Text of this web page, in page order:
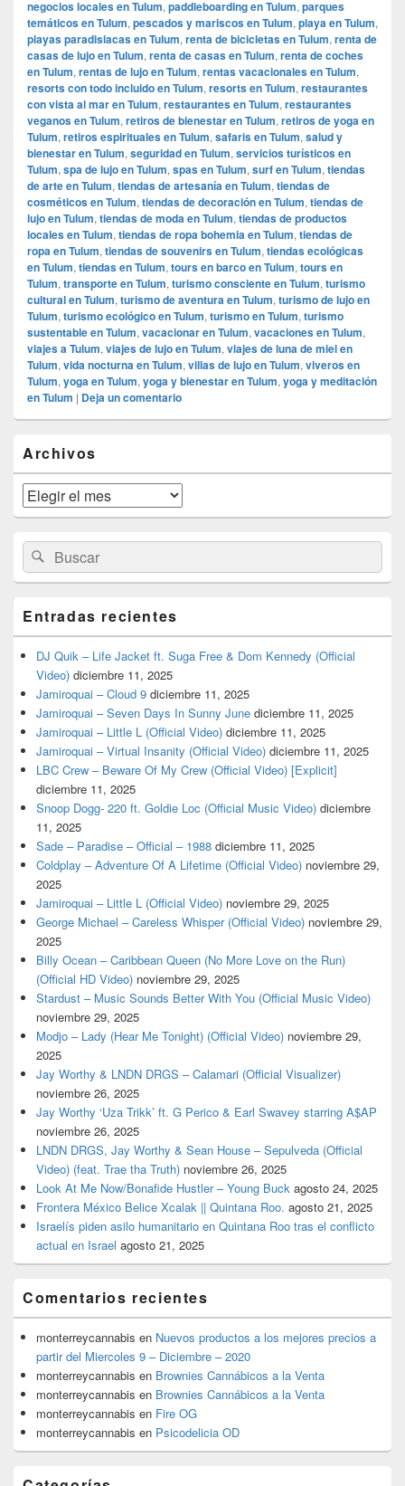
negocios locales en Tulum, paddleboarding en Tulum, parques
temáticos en Tulum, pescados y mariscos en Tulum, playa en Tulum,
playas paradisiacas en Tulum, renta de bicicletas en Tulum, renta de
casas de lujo en Tulum, renta de casas en Tulum, renta de coches
en Tulum, rentas de lujo en Tulum, rentas vacacionales en Tulum,
resorts con todo incluido en Tulum, resorts en Tulum, restaurantes
con vista al mar en Tulum, restaurantes en Tulum, restaurantes
veganos en Tulum, retiros de bienestar en Tulum, retiros de yoga en
Tulum, retiros espirituales en Tulum, safaris en Tulum, salud y
bienestar en Tulum, seguridad en Tulum, servicios turísticos en
Tulum, spa de lujo en Tulum, spas en Tulum, surf en Tulum, tiendas
de arte en Tulum, tiendas de artesanía en Tulum, tiendas de
cosméticos en Tulum, tiendas de decoración en Tulum, tiendas de
lujo en Tulum, tiendas de moda en Tulum, tiendas de productos
locales en Tulum, tiendas de ropa bohemia en Tulum, tiendas de
ropa en Tulum, tiendas de souvenirs en Tulum, tiendas ecológicas
en Tulum, tiendas en Tulum, tours en barco en Tulum, tours en
Tulum, transporte en Tulum, turismo consciente en Tulum, turismo
cultural en Tulum, turismo de aventura en Tulum, turismo de lujo en
Tulum, turismo ecológico en Tulum, turismo en Tulum, turismo
sustentable en Tulum, vacacionar en Tulum, vacaciones en Tulum,
viajes a Tulum, viajes de lujo en Tulum, viajes de luna de miel en
Tulum, vida nocturna en Tulum, villas de lujo en Tulum, viveros en
Tulum, yoga en Tulum, yoga y bienestar en Tulum, yoga y meditación
en Tulum | Deja un comentario
área
de
widget
barra
lateral
primaria
Archivos
Archivos
Buscar
por:
Buscar
Entradas recientes
DJ Quik – Life Jacket ft. Suga Free & Dom Kennedy (Official
Video) diciembre 11, 2025
Jamiroquai – Cloud 9 diciembre 11, 2025
Jamiroquai – Seven Days In Sunny June diciembre 11, 2025
Jamiroquai – Little L (Official Video) diciembre 11, 2025
Jamiroquai – Virtual Insanity (Official Video) diciembre 11, 2025
LBC Crew – Beware Of My Crew (Official Video) [Explicit]
diciembre 11, 2025
Snoop Dogg- 220 ft. Goldie Loc (Official Music Video) diciembre
11, 2025
Sade – Paradise – Official – 1988 diciembre 11, 2025
Coldplay – Adventure Of A Lifetime (Official Video) noviembre 29,
2025
Jamiroquai – Little L (Official Video) noviembre 29, 2025
George Michael – Careless Whisper (Official Video) noviembre 29,
2025
Billy Ocean – Caribbean Queen (No More Love on the Run)
(Official HD Video) noviembre 29, 2025
Stardust – Music Sounds Better With You (Official Music Video)
noviembre 29, 2025
Modjo – Lady (Hear Me Tonight) (Official Video) noviembre 29,
2025
Jay Worthy & LNDN DRGS – Calamari (Official Visualizer)
noviembre 26, 2025
Jay Worthy ‘Uza Trikk’ ft. G Perico & Earl Swavey starring A$AP
noviembre 26, 2025
LNDN DRGS, Jay Worthy & Sean House – Sepulveda (Official
Video) (feat. Trae tha Truth) noviembre 26, 2025
Look At Me Now/Bonafide Hustler – Young Buck agosto 24, 2025
Frontera México Belice Xcalak || Quintana Roo. agosto 21, 2025
Israelís piden asilo humanitario en Quintana Roo tras el conflicto
actual en Israel agosto 21, 2025
Comentarios recientes
monterreycannabis en Nuevos productos a los mejores precios a
partir del Miercoles 9 – Diciembre – 2020
monterreycannabis en Brownies Cannábicos a la Venta
monterreycannabis en Brownies Cannábicos a la Venta
monterreycannabis en Fire OG
monterreycannabis en Psicodelicia OD